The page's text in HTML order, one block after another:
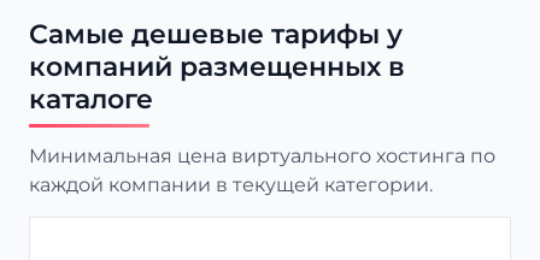
Самые дешевые тарифы у
компаний размещенных в
каталоге
Минимальная цена виртуального хостинга по
каждой компании в текущей категории.